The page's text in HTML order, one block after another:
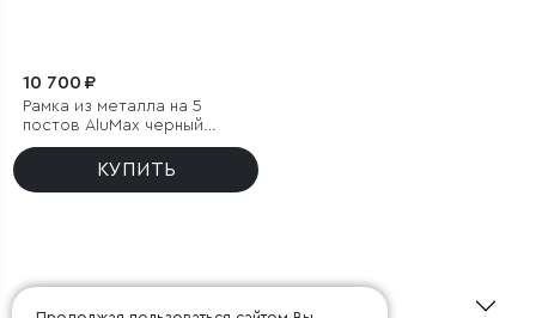
10 700 ₽
Рамка из металла на 5
постов AluMax черный
алюминий
КУПИТЬ